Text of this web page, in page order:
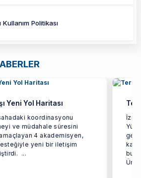
Politikası
Yeni Yol Haritası
koordinasyonu
ve müdahale süresini
amaçlayan 4 akademisyen,
yeni bir iletişim
modeli geliştirdi. ...